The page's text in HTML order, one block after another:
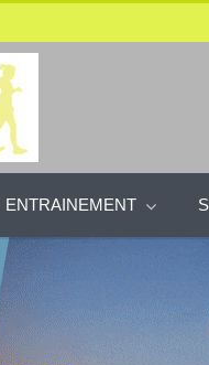
ENTRAINEMENT